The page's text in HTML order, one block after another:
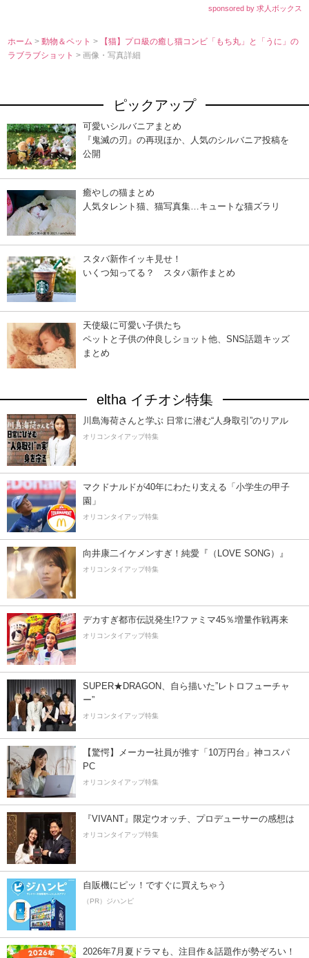
sponsored by 求人ボックス
ホーム >動物＆ペット>
【猫】プロ級の癒し猫コンビ「もち丸」と「うに」の
ラブラブショット> 画像・写真詳細
ピックアップ
可愛いシルバニアまとめ
『鬼滅の刃』の再現ほか、人気のシルバニア投稿を
公開
癒やしの猫まとめ
人気タレント猫、猫写真集…キュートな猫ズラリ
スタバ新作イッキ見せ！
いくつ知ってる？ スタバ新作まとめ
天使級に可愛い子供たち
ペットと子供の仲良しショット他、SNS話題キッズ
まとめ
eltha イチオシ特集
川島海荷さんと学ぶ 日常に潜む“人身取引”のリアル
オリコンタイアップ特集
マクドナルドが40年にわたり支える「小学生の甲子
園」
オリコンタイアップ特集
向井康二イケメンすぎ！純愛『（LOVE SONG）』
オリコンタイアップ特集
デカすぎ都市伝説発生!?ファミマ45％増量作戦再来
オリコンタイアップ特集
SUPER★DRAGON、自ら描いた”レトロフューチャ
ー”
オリコンタイアップ特集
【驚愕】メーカー社員が推す「10万円台」神コスパ
PC
オリコンタイアップ特集
『VIVANT』限定ウオッチ、プロデューサーの感想は
オリコンタイアップ特集
自販機にピッ！ですぐに買えちゃう
（PR）ジハンピ
2026年7月夏ドラマも、注目作＆話題作が勢ぞろい！